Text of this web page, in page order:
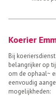
Koerier
Bij
belangrijker op
om de ophaal~
eenvoudig
mogelijkheden: